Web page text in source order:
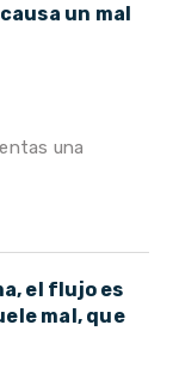
un mal
una
el flujo es
mal, que